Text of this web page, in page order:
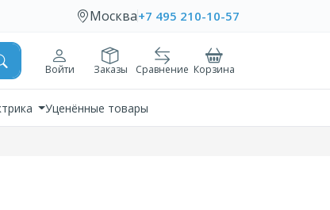
Москва+7 495 210-10-57
Войти Заказы Сравнение Корзина
Уценённые товары